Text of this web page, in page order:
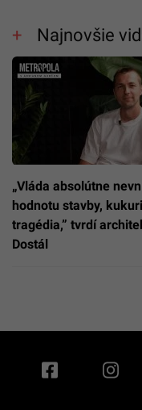
Najnovšie
„Vláda absolútne
hodnotu stavby,
tragédia,” tvrdí
Dostál